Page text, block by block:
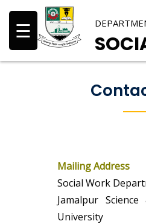
☰
Mailing Address
Social Work
Jamalpur
University